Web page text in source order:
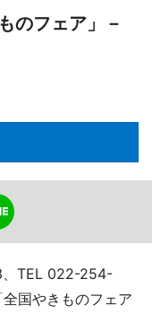
のフェア」－
、TEL 022-254-
国やきものフェア